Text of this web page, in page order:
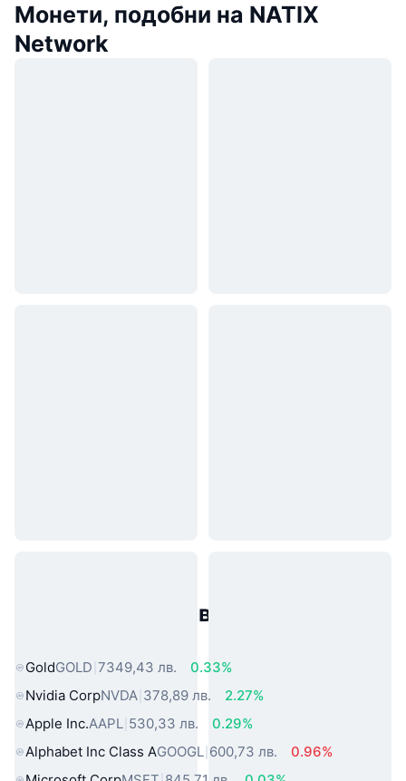
Монети, подобни на NATIX
Network
Популярни активи от реалния
GoldGOLD 7349,43 лв.
0.33%
Nvidia CorpNVDA 378,89 лв.
2.27%
Apple Inc.AAPL 530,33 лв.
0.29%
Alphabet Inc Class AGOOGL 600,73 лв.
0.96%